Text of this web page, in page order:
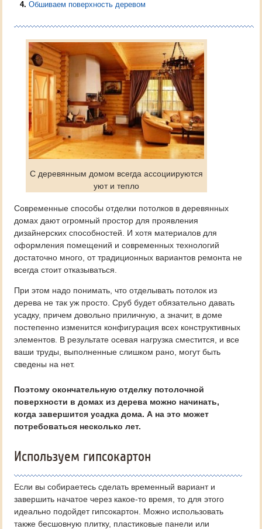
4 Обшиваем поверхность деревом
С деревянным домом всегда ассоциируются
уют и тепло
Современные способы отделки потолков в деревянных
домах дают огромный простор для проявления
дизайнерских способностей. И хотя материалов для
оформления помещений и современных технологий
достаточно много, от традиционных вариантов ремонта не
всегда стоит отказываться.
При этом надо понимать, что отделывать потолок из
дерева не так уж просто. Сруб будет обязательно давать
усадку, причем довольно приличную, а значит, в доме
постепенно изменится конфигурация всех конструктивных
элементов. В результате осевая нагрузка сместится, и все
ваши труды, выполненные слишком рано, могут быть
сведены на нет.
Поэтому окончательную отделку потолочной
поверхности в домах из дерева можно начинать,
когда завершится усадка дома. А на это может
потребоваться несколько лет.
Используем гипсокартон
Если вы собираетесь сделать временный вариант и
завершить начатое через какое-то время, то для этого
идеально подойдет гипсокартон. Можно использовать
также бесшовную плитку, пластиковые панели или